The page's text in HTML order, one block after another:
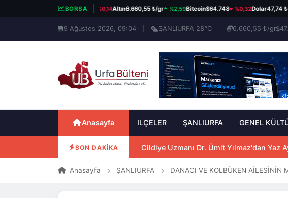
BORSA
13.779,39 %0,14 Altın6.660,55 ₺/gr %2,59Bitcoin$64.748 %0,32Dolar47,74 ₺
9 Ağustos 2026, 09:04 ŞANLIURFA 28°C 6.660,55 ₺/gr
Anasayfa ILÇELER ŞANLIURFA GENEL
SON DAKİKA Cildiye Uzmanı Dr. Ümit Yılmaz'dan Yaz
Anasayfa ŞANLIURFA DANACI VE KOLBÜKEN AİLESİNİN